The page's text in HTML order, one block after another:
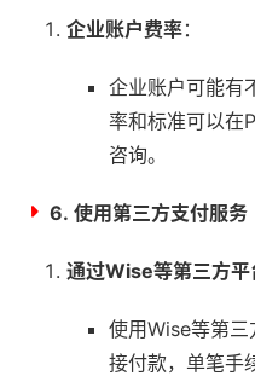
企业账户费率：
企业账户可能有
率和标准可以在
咨询。
6. 使用第三方支付服务
通过Wise等第三方平
使用Wise等第
接付款，单笔手